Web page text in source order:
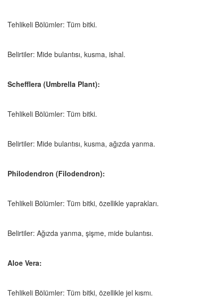
Tehlikeli Bölümler: Tüm bitki.
Belirtiler: Mide bulantısı, kusma, ishal.
Schefflera (Umbrella Plant):
Tehlikeli Bölümler: Tüm bitki.
Belirtiler: Mide bulantısı, kusma, ağızda yanma.
Philodendron (Filodendron):
Tehlikeli Bölümler: Tüm bitki, özellikle yaprakları.
Belirtiler: Ağızda yanma, şişme, mide bulantısı.
Aloe Vera:
Tehlikeli Bölümler: Tüm bitki, özellikle jel kısmı.